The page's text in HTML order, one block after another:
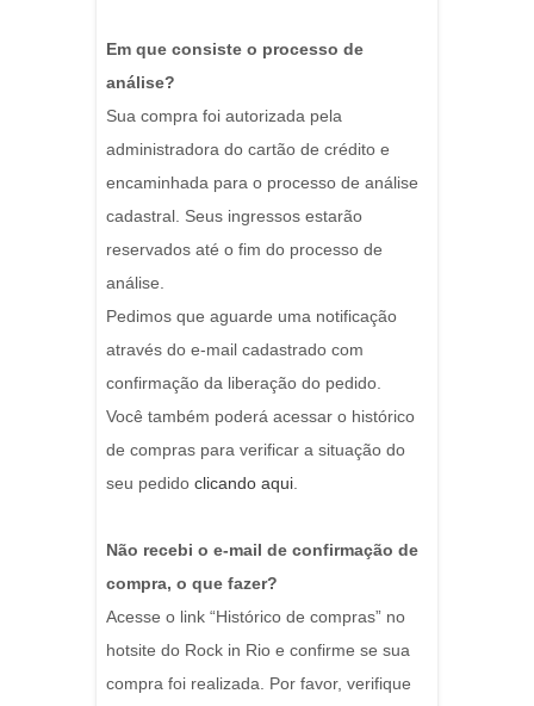
Em que consiste o processo de
análise?
Sua compra foi autorizada pela
administradora do cartão de crédito e
encaminhada para o processo de análise
cadastral. Seus ingressos estarão
reservados até o fim do processo de
análise.
Pedimos que aguarde uma notificação
através do e-mail cadastrado com
confirmação da liberação do pedido.
Você também poderá acessar o histórico
de compras para verificar a situação do
seu pedido clicando aqui.
Não recebi o e-mail de confirmação de
compra, o que fazer?
Acesse o link “Histórico de compras” no
hotsite do Rock in Rio e confirme se sua
compra foi realizada. Por favor, verifique